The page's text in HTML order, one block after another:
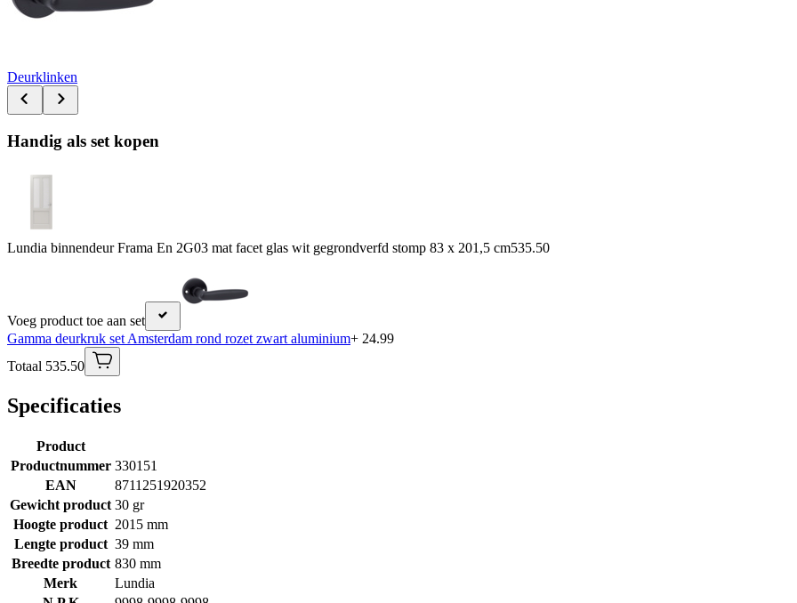
Deurklinken
Handig als set kopen
Lundia binnendeur Frama En 2G03 mat facet glas wit gegrondverfd stomp 83 x 201,5 cm535.50
Voeg product toe aan set
Gamma deurkruk set Amsterdam rond rozet zwart aluminium+ 24.99
Totaal 535.50
Specificaties
Product
Productnummer 330151
EAN
8711251920352
Gewicht product 30 gr
Hoogte product 2015 mm
Lengte product 39 mm
Breedte product 830 mm
Merk
Lundia